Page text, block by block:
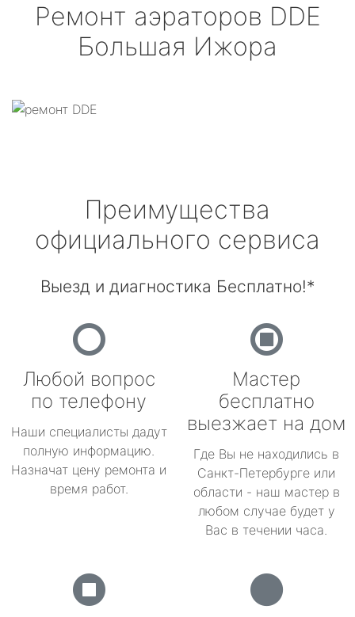
Ремонт аэраторов DDE
Большая Ижора
Преимущества
официального сервиса
Выезд и диагностика Бесплатно!*
Любой вопрос
по телефону
Наши специалисты дадут
полную информацию.
Назначат цену ремонта и
время работ.
Мастер
бесплатно
выезжает на дом
Где Вы не находились в
Санкт-Петербурге или
области - наш мастер в
любом случае будет у
Вас в течении часа.